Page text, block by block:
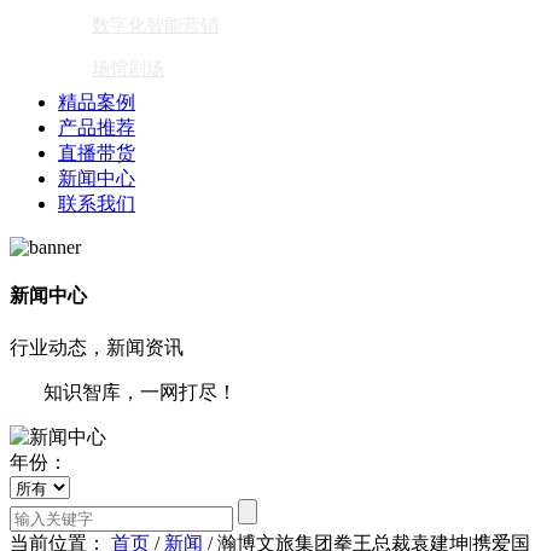
精品案例
产品推荐
直播带货
新闻中心
联系我们
新闻中心
行业动态，新闻资讯
知识智库，一网打尽！
年份：
当前位置： 首页 / 新闻 /瀚博文旅集团拳王总裁袁建坤|携爱国